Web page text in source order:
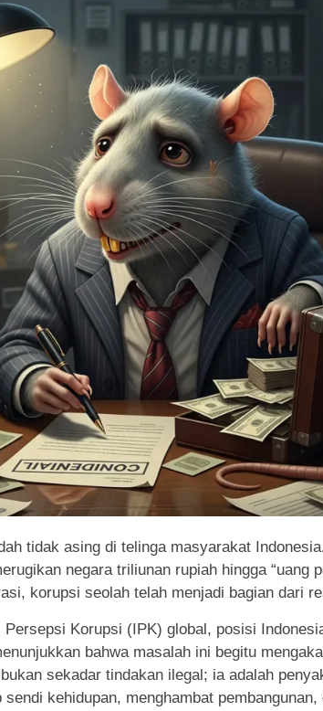
tidak asing di telinga masyarakat
negara triliunan rupiah hingga “uang
korupsi seolah telah menjadi bagian dari
Persepsi Korupsi (IPK) global, posisi
bahwa masalah ini begitu
sekadar tindakan ilegal; ia adalah
sendi kehidupan, menghambat